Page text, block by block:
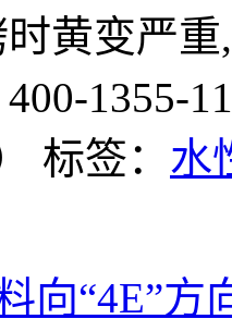
黄变严重
1355-
标签： 水
向“4E”方